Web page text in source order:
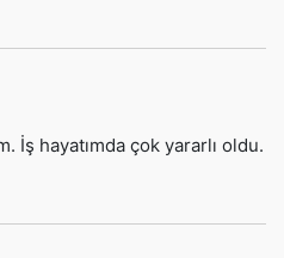
İş hayatımda çok yararlı oldu.